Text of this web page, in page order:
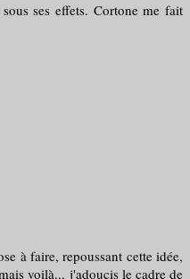
ses effets. Cortone me fait
à faire, repoussant cette idée,
voilà... j'adoucis le cadre de